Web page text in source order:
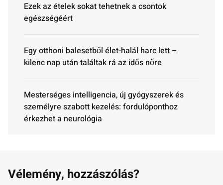
Ezek az ételek sokat tehetnek a csontok
egészségéért
Egy otthoni balesetből élet-halál harc lett –
kilenc nap után találtak rá az idős nőre
Mesterséges intelligencia, új gyógyszerek és
személyre szabott kezelés: fordulóponthoz
érkezhet a neurológia
Vélemény, hozzászólás?